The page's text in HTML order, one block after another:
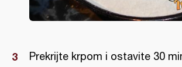
Prekrijte krpom i ostavite 30